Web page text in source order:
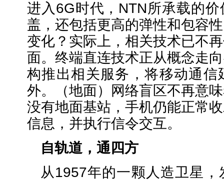
进入6G时代，NTN所承载的
盖，还包括更高的弹性和包容
变化？实际上，相关技术已不
面。终端直连技术正从概念走
构推出相关服务，将移动通信
外。（地面）网络盲区不再意
没有地面基站，手机仍能正常
信息，并执行信令交互。
自轨道，通四方
从1957年的一颗人造卫星